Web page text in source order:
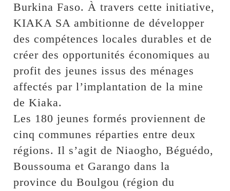
Burkina Faso. À travers cette initiative,
KIAKA SA ambitionne de développer
des compétences locales durables et de
créer des opportunités économiques au
profit des jeunes issus des ménages
affectés par l’implantation de la mine
de Kiaka.
Les 180 jeunes formés proviennent de
cinq communes réparties entre deux
régions. Il s’agit de Niaogho, Béguédo,
Boussouma et Garango dans la
province du Boulgou (région du